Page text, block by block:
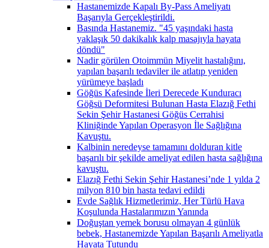
Hastanemizde Kapalı By-Pass Ameliyatı
Başarıyla Gerçekleştirildi.
Basında Hastanemiz. "45 yaşındaki hasta
yaklaşık 50 dakikalık kalp masajıyla hayata
döndü"
Nadir görülen Otoimmün Miyelit hastalığını,
yapılan başarılı tedaviler ile atlatıp yeniden
yürümeye başladı
Göğüs Kafesinde İleri Derecede Kunduracı
Göğsü Deformitesi Bulunan Hasta Elazığ Fethi
Sekin Şehir Hastanesi Göğüs Cerrahisi
Kliniğinde Yapılan Operasyon İle Sağlığına
Kavuştu.
Kalbinin neredeyse tamamını dolduran kitle
başarılı bir şekilde ameliyat edilen hasta sağlığına
kavuştu.
Elazığ Fethi Sekin Şehir Hastanesi’nde 1 yılda 2
milyon 810 bin hasta tedavi edildi
Evde Sağlık Hizmetlerimiz, Her Türlü Hava
Koşulunda Hastalarımızın Yanında
Doğuştan yemek borusu olmayan 4 günlük
bebek, Hastanemizde Yapılan Başarılı Ameliyatla
Hayata Tutundu